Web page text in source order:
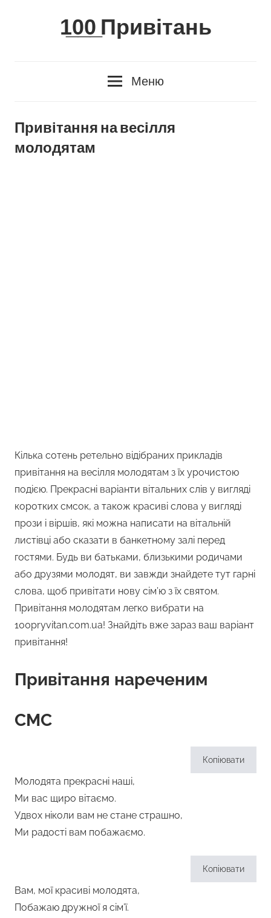
1̲0̲0̲ Привітань
Меню
Привітання на весілля
молодятам
Кілька сотень ретельно відібраних прикладів
привітання на весілля молодятам з їх урочистою
подією. Прекрасні варіанти вітальних слів у вигляді
коротких смсок, а також красиві слова у вигляді
прози і віршів, які можна написати на вітальній
листівці або сказати в банкетному залі перед
гостями. Будь ви батьками, близькими родичами
або друзями молодят, ви завжди знайдете тут гарні
слова, щоб привітати нову сім’ю з їх святом.
Привітання молодятам легко вибрати на
100pryvitan.com.ua! Знайдіть вже зараз ваш варіант
привітання!
Привітання нареченим
СМС
Копіювати
Молодята прекрасні наші,
Ми вас щиро вітаємо.
Удвох ніколи вам не стане страшно,
Ми радості вам побажаємо.
Копіювати
Вам, мої красиві молодята,
Побажаю дружної я сім’ї.